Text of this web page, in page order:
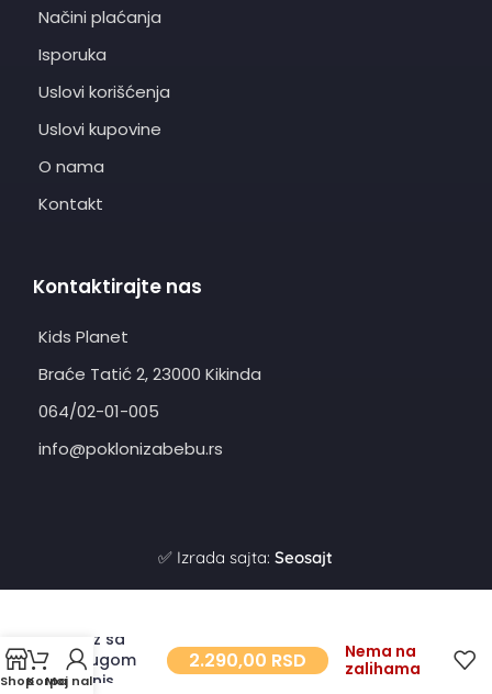
Načini plaćanja
Isporuka
Uslovi korišćenja
Uslovi kupovine
O nama
Kontakt
Kontaktirajte nas
Kids Planet
Braće Tatić 2, 23000 Kikinda
064/02-01-005
info@poklonizabebu.rs
✅ Izrada sajta:Seosajt
Voz sa
prugom
Denis
2.290,00 RSD
Nema na
zalihama
ShopKorpaMoj nalog